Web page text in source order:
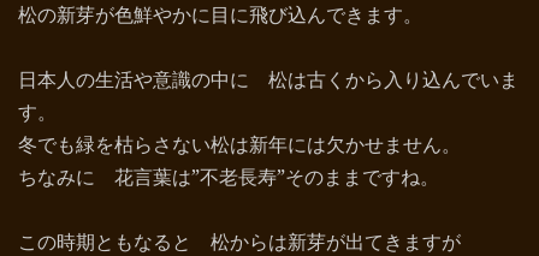
松の新芽が色鮮やかに目に飛び込んできます。
日本人の生活や意識の中に 松は古くから入り込んでいま
す。
冬でも緑を枯らさない松は新年には欠かせません。
ちなみに 花言葉は”不老長寿”そのままですね。
この時期ともなると 松からは新芽が出てきますが